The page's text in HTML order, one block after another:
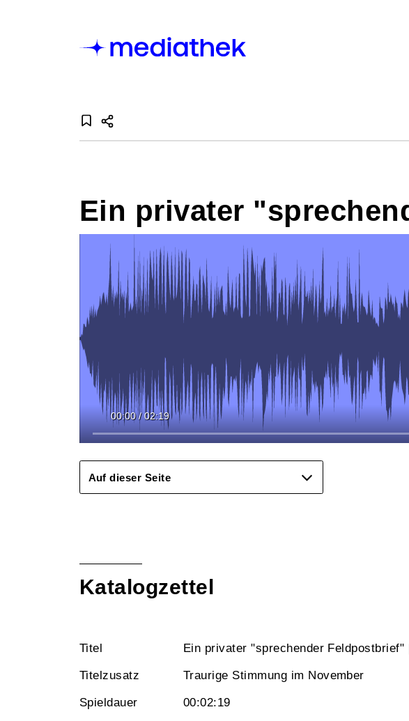
Ein privater
00:00 / 02:19
Auf dieser Seite
Katalogzettel
Titel Ein privater "sprechender Feldpostbrief"
Titelzusatz Traurige Stimmung im November
Spieldauer 00:02:19